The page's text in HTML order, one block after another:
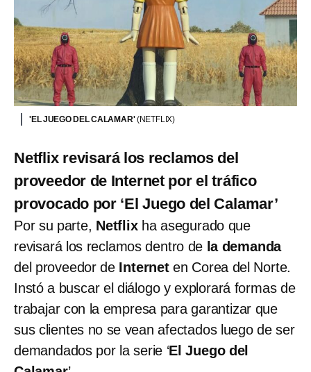
'EL JUEGO DEL CALAMAR'(NETFLIX)
Netflix revisará los reclamos del
proveedor de Internet por el tráfico
provocado por ‘El Juego del Calamar’
Por su parte, Netflixha asegurado que
revisará los reclamos dentro de la demanda
del proveedor de Interneten Corea del Norte.
Instó a buscar el diálogo y explorará formas de
trabajar con la empresa para garantizar que
sus clientes no se vean afectados luego de ser
demandados por la serie ‘El Juego del